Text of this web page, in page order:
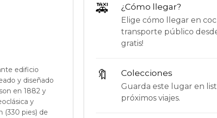
edificio
y diseñado
en 1882 y
y
(330 pies) de
🚕 ¿Cómo llegar?
Elige cómo llegar en
transporte público
gratis!
🔖 Colecciones
Guarda este lugar en
próximos viajes.